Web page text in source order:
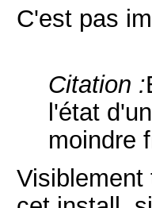
C'est pas
Citation :
l'état
moindre
Visiblement